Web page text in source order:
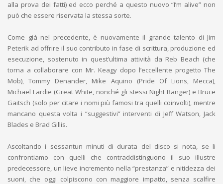
alla prova dei fatti) ed ecco perché a questo nuovo “I’m alive” non
può che essere riservata la stessa sorte.
Come già nel precedente, è nuovamente il grande talento di Jim
Peterik ad offrire il suo contributo in fase di scrittura, produzione ed
esecuzione, sostenuto in quest’ultima attività da Reb Beach (che
torna a collaborare con Mr. Keagy dopo l’eccellente progetto The
Mob), Tommy Denander, Mike Aquino (Pride Of Lions, Mecca),
Michael Lardie (Great White, nonché gli stessi Night Ranger) e Bruce
Gaitsch (solo per citare i nomi più famosi tra quelli coinvolti), mentre
mancano questa volta i “suggestivi” interventi di Jeff Watson, Jack
Blades e Brad Gillis.
Ascoltando i sessantun minuti di durata del disco si nota, se li
confrontiamo con quelli che contraddistinguono il suo illustre
predecessore, un lieve incremento nella “prestanza” e nitidezza dei
suoni, che oggi colpiscono con maggiore impatto, senza scalfire